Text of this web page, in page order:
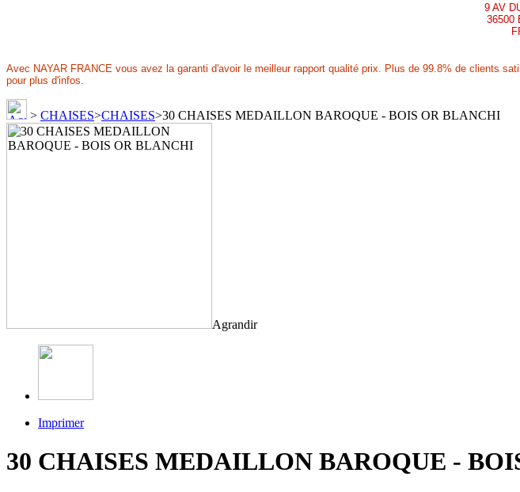
9 AV
36500
Avec NAYAR FRANCE vous avez la garanti d'avoir le meilleur rapport qualité prix. Plus de 99.8% de clients
pour plus d'infos.
> CHAISES>CHAISES>30 CHAISES MEDAILLON BAROQUE - BOIS OR BLANCHI
Agrandir
Imprimer
30 CHAISES MEDAILLON BAROQUE -